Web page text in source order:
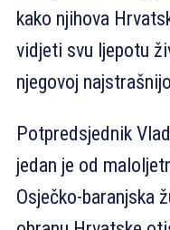
kako njihova
vidjeti svu ljepotu
njegovoj
Potpredsjednik
jedan je od
Osječko-baranjska